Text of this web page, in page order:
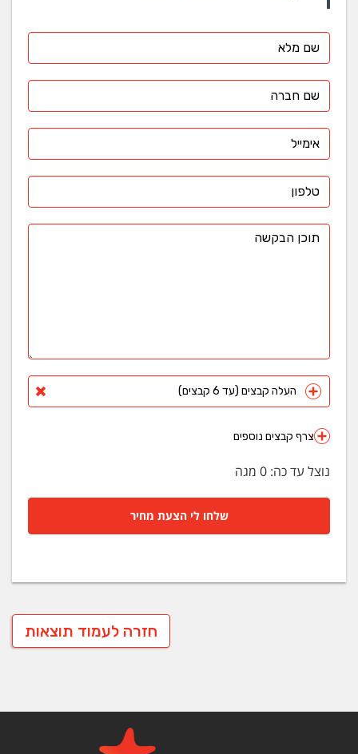
העלה קבצים (עד 6 קבצים)
צרף קבצים נוספים
נוצל עד כה: 0 מגה
שלחו לי הצעת מחיר
חזרה לעמוד תוצאות